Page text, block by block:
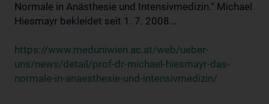
Normale in Anästhesie und Intensivmedizin.“ Michael
Hiesmayr bekleidet seit 1. 7. 2008...
https://www.meduniwien.ac.at/web/ueber-
uns/news/detail/prof-dr-michael-hiesmayr-das-
normale-in-anaesthesie-und-intensivmedizin/